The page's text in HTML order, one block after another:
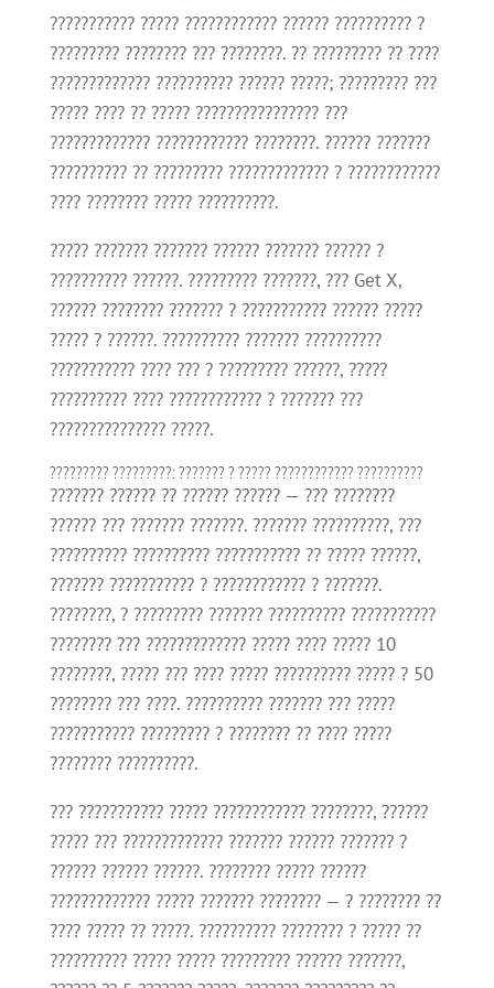
??????????? ????? ???????????? ?????? ?????????? ?
????????? ???????? ??? ????????. ?? ????????? ?? ????
????????????? ?????????? ?????? ?????; ????????? ???
????? ???? ?? ????? ???????????????? ???
????????????? ???????????? ????????. ?????? ???????
?????????? ?? ????????? ????????????? ? ????????????
???? ???????? ????? ??????????.
????? ??????? ??????? ?????? ??????? ?????? ?
?????????? ??????. ????????? ???????, ??? Get X,
?????? ???????? ??????? ? ??????????? ?????? ?????
????? ? ??????. ?????????? ??????? ??????????
??????????? ???? ??? ? ????????? ??????, ?????
?????????? ???? ???????????? ? ??????? ???
??????????????? ?????.
????????? ?????????: ??????? ? ????? ???????????? ??????????
??????? ?????? ?? ?????? ?????? — ??? ????????
?????? ??? ??????? ???????. ??????? ??????????, ???
?????????? ?????????? ??????????? ?? ????? ??????,
??????? ??????????? ? ???????????? ? ???????.
????????, ? ????????? ??????? ?????????? ???????????
???????? ??? ????????????? ????? ???? ????? 10
????????, ????? ??? ???? ????? ?????????? ????? ? 50
???????? ??? ????. ?????????? ??????? ??? ?????
??????????? ????????? ? ???????? ?? ???? ?????
???????? ??????????.
??? ??????????? ????? ???????????? ????????, ??????
????? ??? ????????????? ??????? ?????? ??????? ?
?????? ?????? ??????. ???????? ????? ??????
????????????? ????? ??????? ???????? — ? ???????? ??
???? ????? ?? ?????. ?????????? ???????? ? ????? ??
?????????? ????? ????? ????????? ?????? ???????,